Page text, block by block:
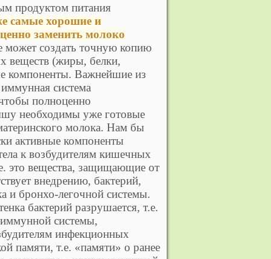
продуктом питания
самые хорошие и
заменить молоко
может создать точную копию
веществ (жиры, белки,
компоненты. Важнейшие из
система
полноценно
необходимы уже готовые
молока. Нам бы
активные компоненты
к возбудителям кишечных
это вещества, защищающие от
внедрению, бактерий,
и бронхо-легочной системы.
бактерий разрушается, т.е.
системы,
инфекционных
памяти, т.е. «памяти» о ранее